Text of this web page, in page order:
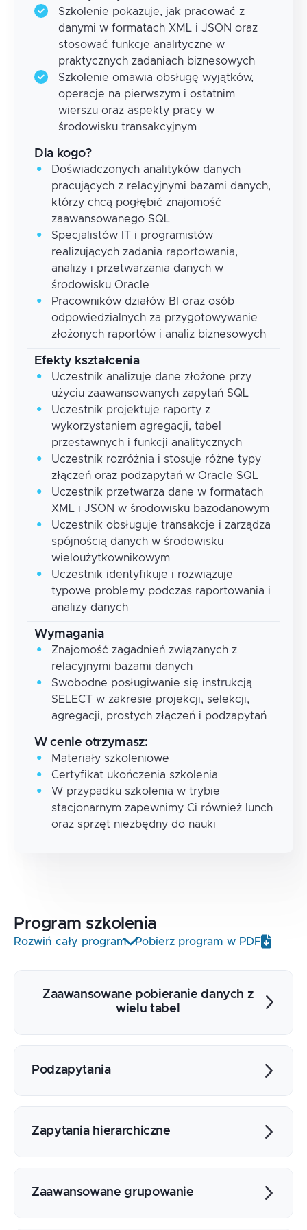
Szkolenie pokazuje, jak pracować z
danymi w formatach XML i JSON oraz
stosować funkcje analityczne w
praktycznych zadaniach biznesowych
Szkolenie omawia obsługę wyjątków,
operacje na pierwszym i ostatnim
wierszu oraz aspekty pracy w
środowisku transakcyjnym
Dla kogo?
Doświadczonych analityków danych
pracujących z relacyjnymi bazami danych,
którzy chcą pogłębić znajomość
zaawansowanego SQL
Specjalistów IT i programistów
realizujących zadania raportowania,
analizy i przetwarzania danych w
środowisku Oracle
Pracowników działów BI oraz osób
odpowiedzialnych za przygotowywanie
złożonych raportów i analiz biznesowych
Efekty kształcenia
Uczestnik analizuje dane złożone przy
użyciu zaawansowanych zapytań SQL
Uczestnik projektuje raporty z
wykorzystaniem agregacji, tabel
przestawnych i funkcji analitycznych
Uczestnik rozróżnia i stosuje różne typy
złączeń oraz podzapytań w Oracle SQL
Uczestnik przetwarza dane w formatach
XML i JSON w środowisku bazodanowym
Uczestnik obsługuje transakcje i zarządza
spójnością danych w środowisku
wieloużytkownikowym
Uczestnik identyfikuje i rozwiązuje
typowe problemy podczas raportowania i
analizy danych
Wymagania
Znajomość zagadnień związanych z
relacyjnymi bazami danych
Swobodne posługiwanie się instrukcją
SELECT w zakresie projekcji, selekcji,
agregacji, prostych złączeń i podzapytań
W cenie otrzymasz:
Materiały szkoleniowe
Certyfikat ukończenia szkolenia
W przypadku szkolenia w trybie
stacjonarnym zapewnimy Ci również lunch
oraz sprzęt niezbędny do nauki
Program szkolenia
Rozwiń cały program Pobierz program w PDF
Zaawansowane pobieranie danych z
wielu tabel
zewnętrzne i boczne (cross, inner, outer,
Podzapytania
Operatory EXISTS i NOT EXISTS
Zapytania hierarchiczne
PRIOR i START WITH)
Zaawansowane grupowanie